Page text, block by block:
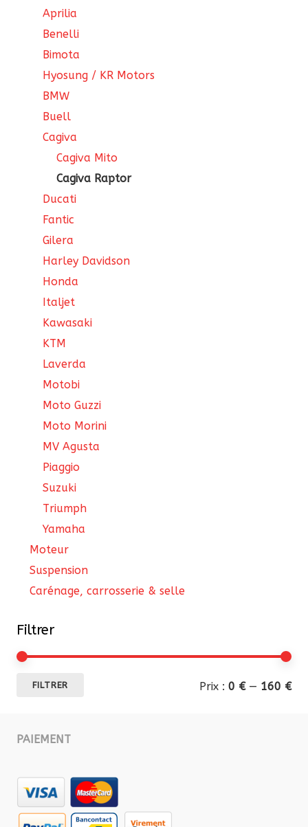
Aprilia
Benelli
Bimota
Hyosung / KR Motors
BMW
Buell
Cagiva
Cagiva Mito
Cagiva Raptor
Ducati
Fantic
Gilera
Harley Davidson
Honda
Italjet
Kawasaki
KTM
Laverda
Motobi
Moto Guzzi
Moto Morini
MV Agusta
Piaggio
Suzuki
Triumph
Yamaha
Moteur
Suspension
Carénage, carrosserie & selle
Filtrer
FILTRER Prix : 0 €— 160 €
PAIEMENT